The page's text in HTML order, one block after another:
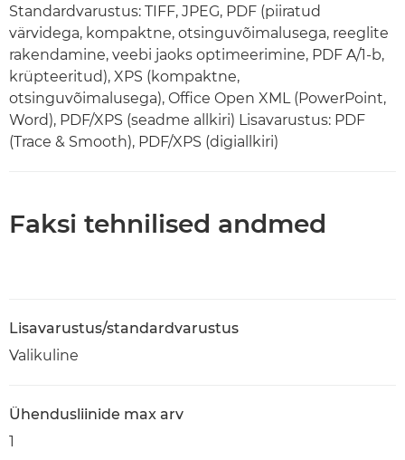
Standardvarustus: TIFF, JPEG, PDF (piiratud
värvidega, kompaktne, otsinguvõimalusega, reeglite
rakendamine, veebi jaoks optimeerimine, PDF A/1-b,
krüpteeritud), XPS (kompaktne,
otsinguvõimalusega), Office Open XML (PowerPoint,
Word), PDF/XPS (seadme allkiri) Lisavarustus: PDF
(Trace & Smooth), PDF/XPS (digiallkiri)
Faksi tehnilised andmed
Lisavarustus/standardvarustus
Valikuline
Ühendusliinide max arv
1